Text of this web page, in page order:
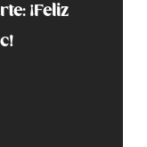
¡Feliz